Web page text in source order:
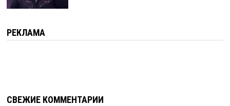
РЕКЛАМА
СВЕЖИЕ КОММЕНТАРИИ